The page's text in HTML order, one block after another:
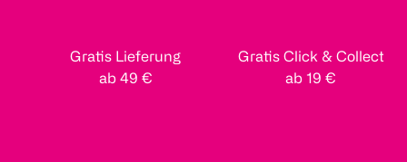
Gratis Lieferung
ab 49 €
Gratis Click & Collect
ab 19 €